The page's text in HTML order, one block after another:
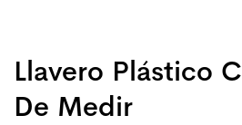
Llavero Plástico
De Medir